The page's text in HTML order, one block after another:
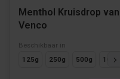
Menthol Kruisdrop van
Venco
Beschikbaar in
125g
250g 500g 1000g